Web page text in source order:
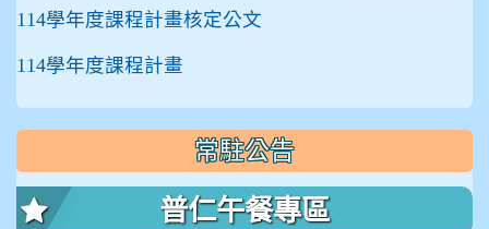
114學年度課程計畫核定公文
114學年度課程計畫
常駐公告
普仁午餐專區